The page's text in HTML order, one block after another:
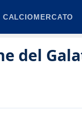
CALCIOMERCATO
del